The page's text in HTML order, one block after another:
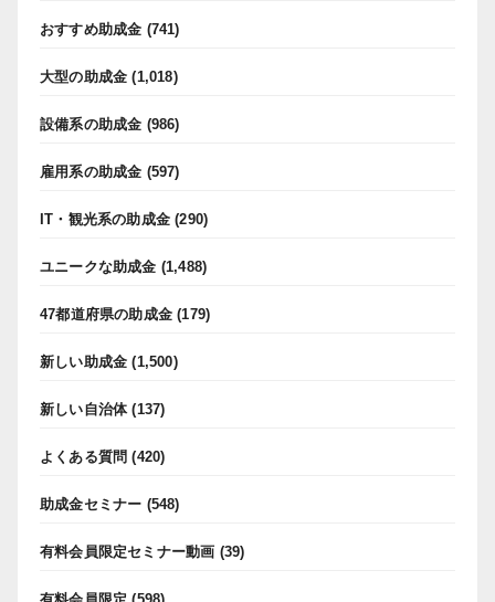
おすすめ助成金 (741)
大型の助成金 (1,018)
設備系の助成金 (986)
雇用系の助成金 (597)
IT・観光系の助成金 (290)
ユニークな助成金 (1,488)
47都道府県の助成金 (179)
新しい助成金 (1,500)
新しい自治体(137)
よくある質問 (420)
助成金セミナー (548)
有料会員限定セミナー動画 (39)